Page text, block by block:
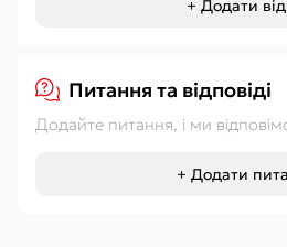
+ Додати
Питання та відповіді
Додайте питання, і ми
+ Додати